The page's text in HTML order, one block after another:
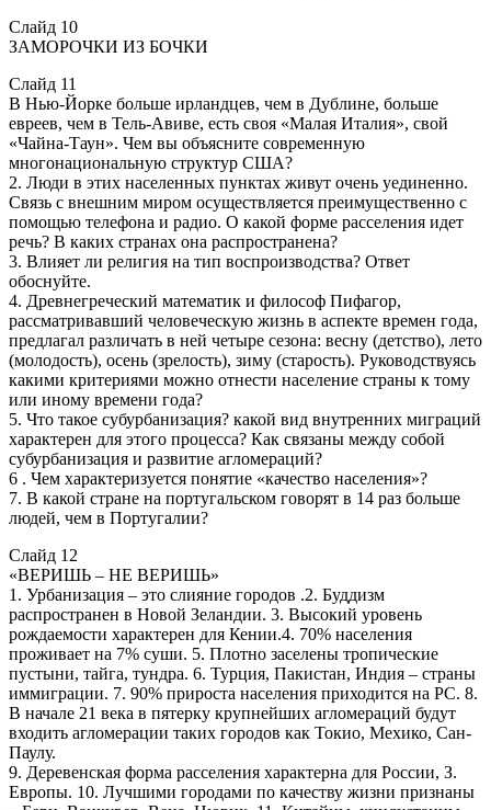
Слайд 10
ЗАМОРОЧКИ ИЗ БОЧКИ
Слайд 11
В Нью-Йорке больше ирландцев, чем в Дублине, больше
евреев, чем в Тель-Авиве, есть своя «Малая Италия», свой
«Чайна-Таун». Чем вы объясните современную
многонациональную структур США?
2. Люди в этих населенных пунктах живут очень уединенно.
Связь с внешним миром осуществляется преимущественно с
помощью телефона и радио. О какой форме расселения идет
речь? В каких странах она распространена?
3. Влияет ли религия на тип воспроизводства? Ответ
обоснуйте.
4. Древнегреческий математик и философ Пифагор,
рассматривавший человеческую жизнь в аспекте времен года,
предлагал различать в ней четыре сезона: весну (детство), лето
(молодость), осень (зрелость), зиму (старость). Руководствуясь
какими критериями можно отнести население страны к тому
или иному времени года?
5. Что такое субурбанизация? какой вид внутренних миграций
характерен для этого процесса? Как связаны между собой
субурбанизация и развитие агломераций?
6 . Чем характеризуется понятие «качество населения»?
7. В какой стране на португальском говорят в 14 раз больше
людей, чем в Португалии?
Слайд 12
«ВЕРИШЬ – НЕ ВЕРИШЬ»
1. Урбанизация – это слияние городов .2. Буддизм
распространен в Новой Зеландии. 3. Высокий уровень
рождаемости характерен для Кении.4. 70% населения
проживает на 7% суши. 5. Плотно заселены тропические
пустыни, тайга, тундра. 6. Турция, Пакистан, Индия – страны
иммиграции. 7. 90% прироста населения приходится на РС. 8.
В начале 21 века в пятерку крупнейших агломераций будут
входить агломерации таких городов как Токио, Мехико, Сан-
Паулу.
9. Деревенская форма расселения характерна для России, З.
Европы. 10. Лучшими городами по качеству жизни признаны